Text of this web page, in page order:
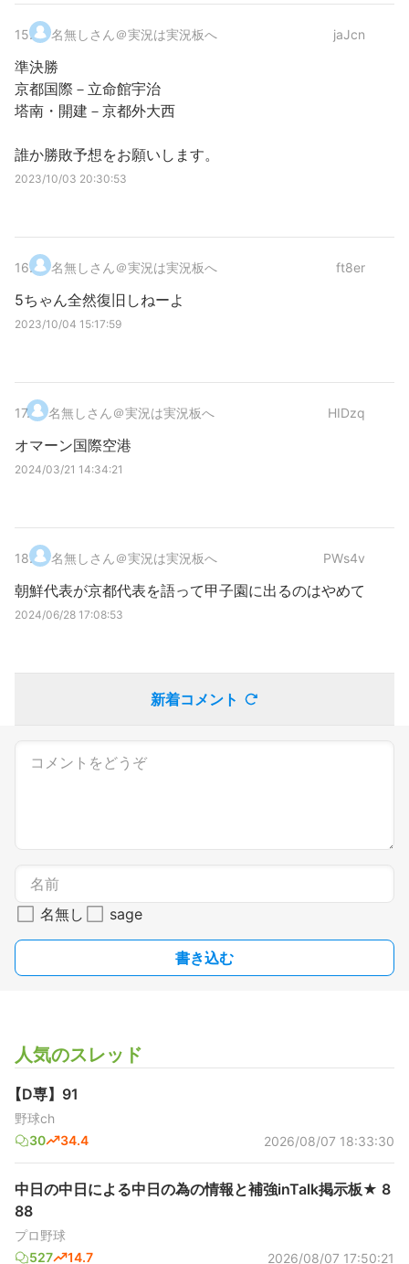
15. 名無しさん＠実況は実況板へ jaJcn
準決勝
京都国際－立命館宇治
塔南・開建－京都外大西
誰か勝敗予想をお願いします。
2023/10/03 20:30:53
16. 名無しさん＠実況は実況板へ ft8er
5ちゃん全然復旧しねーよ
2023/10/04 15:17:59
17. 名無しさん＠実況は実況板へ HIDzq
オマーン国際空港
2024/03/21 14:34:21
18. 名無しさん＠実況は実況板へ PWs4v
朝鮮代表が京都代表を語って甲子園に出るのはやめて
2024/06/28 17:08:53
新着コメント
名無し sage
書き込む
人気のスレッド
【D専】91
野球ch
30
34.4 2026/08/07 18:33:30
中日の中日による中日の為の情報と補強inTalk掲示板★ 8
88
プロ野球
527
14.7 2026/08/07 17:50:21